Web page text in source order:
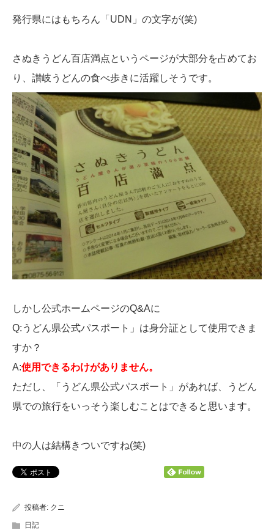
発行県にはもちろん「UDN」の文字が(笑)
さぬきうどん百店満点というページが大部分を占めてお
り、讃岐うどんの食べ歩きに活躍しそうです。
しかし公式ホームページのQ&Aに
Q:うどん県公式パスポート」は身分証として使用できま
すか？
A:使用できるわけがありません。
ただし、「うどん県公式パスポート」があれば、うどん
県での旅行をいっそう楽しむことはできると思います。
中の人は結構きついですね(笑)
投稿者: クニ
日記